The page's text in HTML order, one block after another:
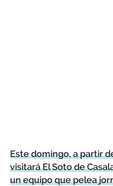
Este domingo, a partir
visitará El Soto de
un equipo que pelea